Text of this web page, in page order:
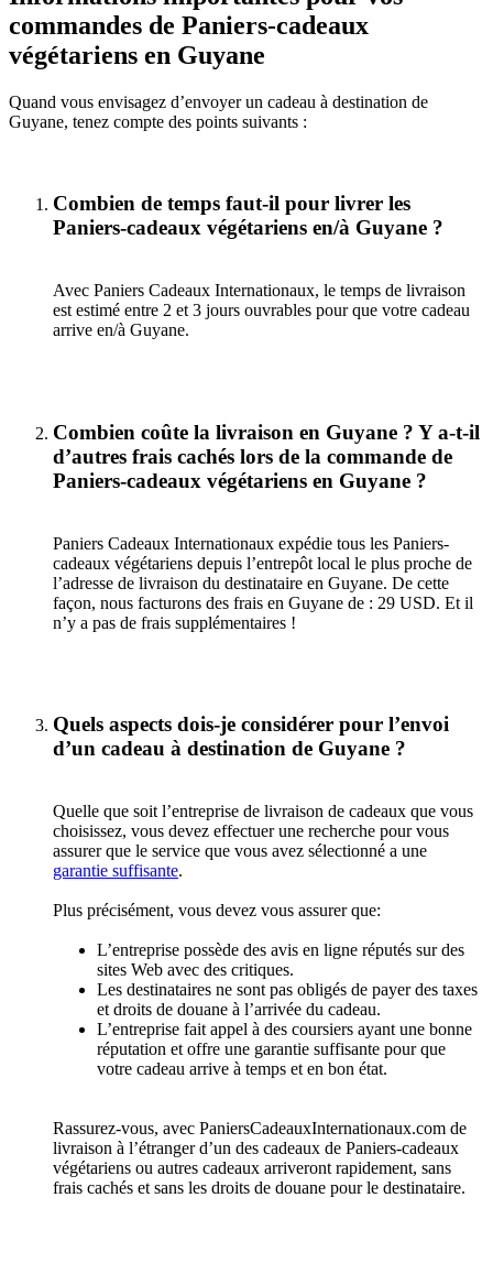
commandes de Paniers-cadeaux
végétariens en Guyane
Quand vous envisagez d’envoyer un cadeau à destination de
Guyane, tenez compte des points suivants :
Combien de temps faut-il pour livrer les
Paniers-cadeaux végétariens en/à Guyane ?
Avec Paniers Cadeaux Internationaux, le temps de livraison
est estimé entre 2 et 3 jours ouvrables pour que votre cadeau
arrive en/à Guyane.
Combien coûte la livraison en Guyane ? Y a-t-il
d’autres frais cachés lors de la commande de
Paniers-cadeaux végétariens en Guyane ?
Paniers Cadeaux Internationaux expédie tous les Paniers-
cadeaux végétariens depuis l’entrepôt local le plus proche de
l’adresse de livraison du destinataire en Guyane. De cette
façon, nous facturons des frais en Guyane de : 29 USD. Et il
n’y a pas de frais supplémentaires !
Quels aspects dois-je considérer pour l’envoi
d’un cadeau à destination de Guyane ?
Quelle que soit l’entreprise de livraison de cadeaux que vous
choisissez, vous devez effectuer une recherche pour vous
assurer que le service que vous avez sélectionné a une
garantie suffisante.
Plus précisément, vous devez vous assurer que:
L’entreprise possède des avis en ligne réputés sur des
sites Web avec des critiques.
Les destinataires ne sont pas obligés de payer des taxes
et droits de douane à l’arrivée du cadeau.
L’entreprise fait appel à des coursiers ayant une bonne
réputation et offre une garantie suffisante pour que
votre cadeau arrive à temps et en bon état.
Rassurez-vous, avec PaniersCadeauxInternationaux.com de
livraison à l’étranger d’un des cadeaux de Paniers-cadeaux
végétariens ou autres cadeaux arriveront rapidement, sans
frais cachés et sans les droits de douane pour le destinataire.